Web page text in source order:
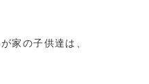
家の子供達は、